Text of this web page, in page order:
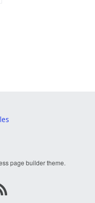
page builder theme.